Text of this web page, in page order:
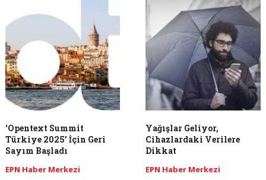
‘Opentext Summit
Türkiye 2025’ İçin Geri
Sayım Başladı
EPN Haber Merkezi
Yağışlar Geliyor,
Cihazlardaki Verilere
Dikkat
EPN Haber Merkezi